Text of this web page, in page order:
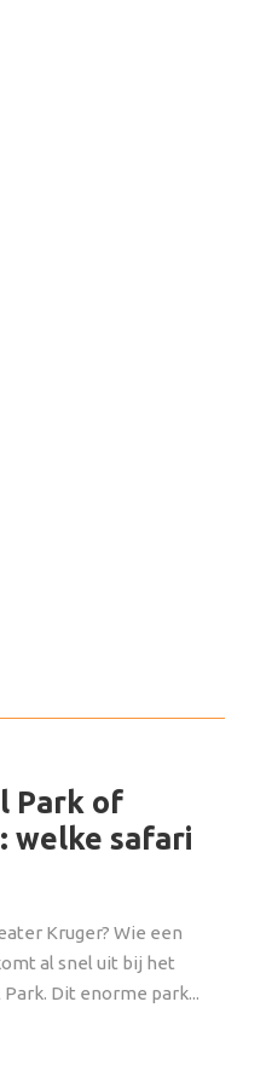
Park of
welke safari
Kruger? Wie een
al snel uit bij het
Dit enorme park...